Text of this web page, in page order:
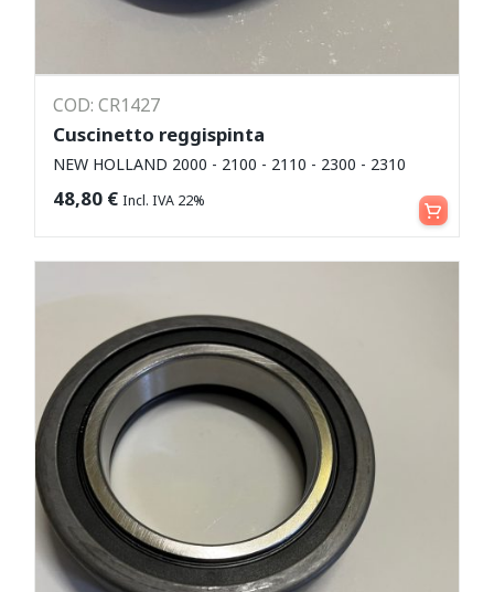
COD: CR1427
Cuscinetto reggispinta
NEW HOLLAND 2000 - 2100 - 2110 - 2300 - 2310
48,80 € Incl. IVA 22% Aggiungi al carrello